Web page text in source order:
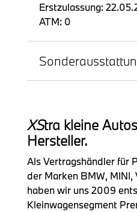
Erstzulassung:
ATM: 0
XStra kleine
Hersteller.
Als Vertragshändler für
der Marken BMW, MINI,
haben wir uns 2009
Kleinwagensegment